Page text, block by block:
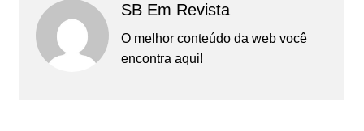
SB Em Revista
O melhor conteúdo da web você
encontra aqui!